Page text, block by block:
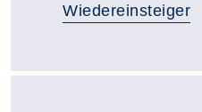
Wiedereinsteiger